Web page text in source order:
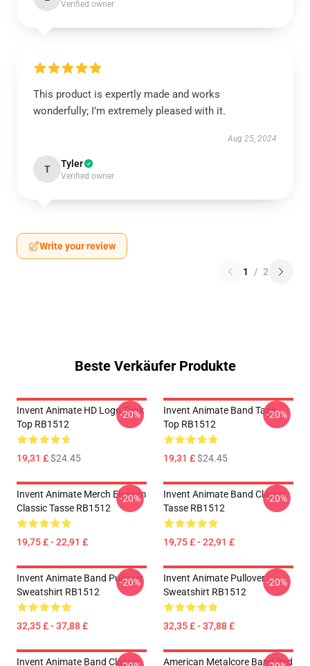
Verified owner
This product is expertly made and works
wonderfully; I’m extremely pleased with it.
Aug 25, 2024
T Tyler
Verified owner
Write your review
1 / 2
Beste Verkäufer Produkte
Invent Animate HD Logo Tank
Top RB1512
19,31 £$24.45
-20%
Invent Animate Band Tank
Top RB1512
19,31 £$24.45
-20%
Invent Animate Merch Elysium
Classic Tasse RB1512
19,75 £ - 22,91 £
-20%
Invent Animate Band Classic
Tasse RB1512
19,75 £ - 22,91 £
-20%
Invent Animate Band Pullover
Sweatshirt RB1512
32,35 £ - 37,88 £
-20%
Invent Animate Pullover
Sweatshirt RB1512
32,35 £ - 37,88 £
-20%
Invent Animate Band Classic
American Metalcore Band Red